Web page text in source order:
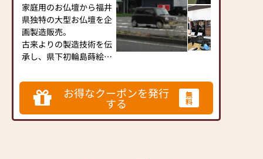
家庭用のお仏壇から福井
県独特の大型お仏壇を企
画製造販売。
古来よりの製造技術を伝
承し、県下初輪島蒔絵職
取り入れた高級お仏壇を
製造。
お得なクーポンを発行
する
無
料